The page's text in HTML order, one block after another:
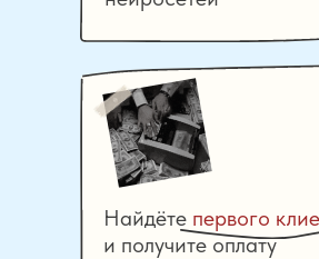
Найдёте первого
и получите оплату